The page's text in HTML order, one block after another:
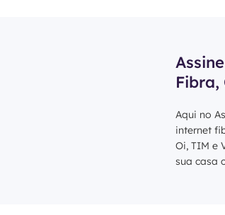
Fibra,
Aqui no
internet
Oi, TIM e
sua casa